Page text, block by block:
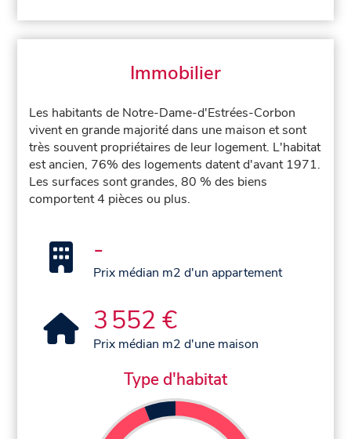
Immobilier
Les habitants de Notre-Dame-d'Estrées-Corbon
vivent en grande majorité dans une maison et sont
très souvent propriétaires de leur logement. L'habitat
est ancien, 76% des logements datent d'avant 1971.
Les surfaces sont grandes, 80 % des biens
comportent 4 pièces ou plus.
-
Prix médian m2 d'un appartement
3 552 €
Prix médian m2 d'une maison
Type d'habitat